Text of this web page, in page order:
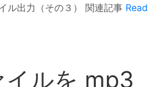
ル出力（その３） 関連記事 Read
ルを mp3